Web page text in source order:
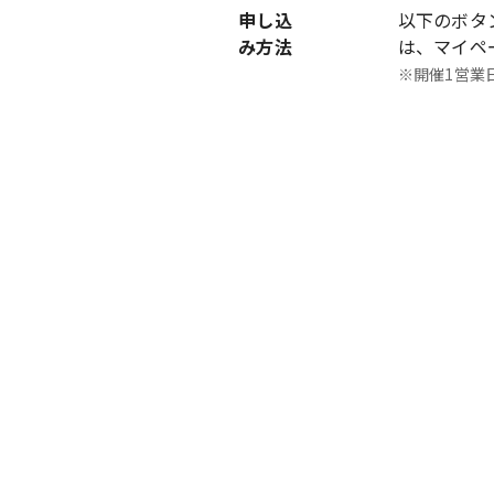
申し込
み方法
以下のボ
は、マイペ
※開催1営業